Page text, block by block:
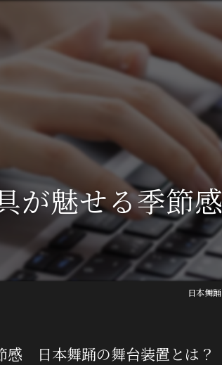
が魅せる季節
日本舞
感 日本舞踊の舞台装置とは？